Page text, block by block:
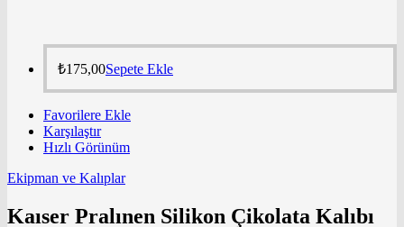
₺175,00Sepete Ekle
Favorilere Ekle
Karşılaştır
Hızlı Görünüm
Ekipman ve Kalıplar
Kaıser Pralınen Silikon Çikolata Kalıbı